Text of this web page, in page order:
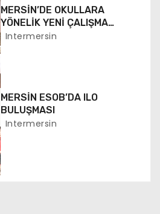
MERSİN’DE OKULLARA
YÖNELİK YENİ ÇALIŞMA
BAŞLATILDI
Intermersin
MERSİN ESOB’DA ILO
BULUŞMASI
Intermersin